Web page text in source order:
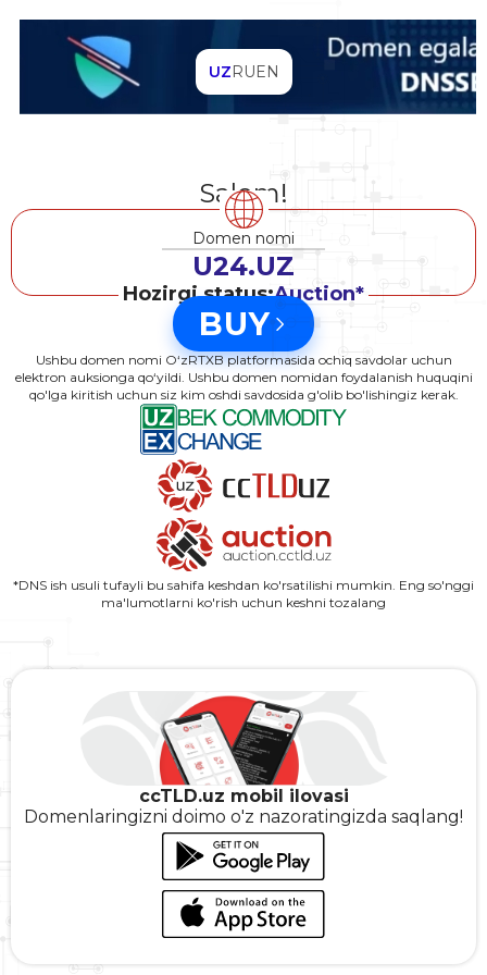
UZRUEN
Salom!
Domen nomi
U24.UZ
Hozirgi status:Auction*
BUY
Ushbu domen nomi O‘zRTXB platformasida ochiq savdolar uchun
elektron auksionga qo‘yildi. Ushbu domen nomidan foydalanish huquqini
qo'lga kiritish uchun siz kim oshdi savdosida g'olib bo'lishingiz kerak.
*DNS ish usuli tufayli bu sahifa keshdan ko'rsatilishi mumkin. Eng so'nggi
ma'lumotlarni ko'rish uchun keshni tozalang
ccTLD.uz mobil ilovasi
Domenlaringizni doimo o'z nazoratingizda saqlang!